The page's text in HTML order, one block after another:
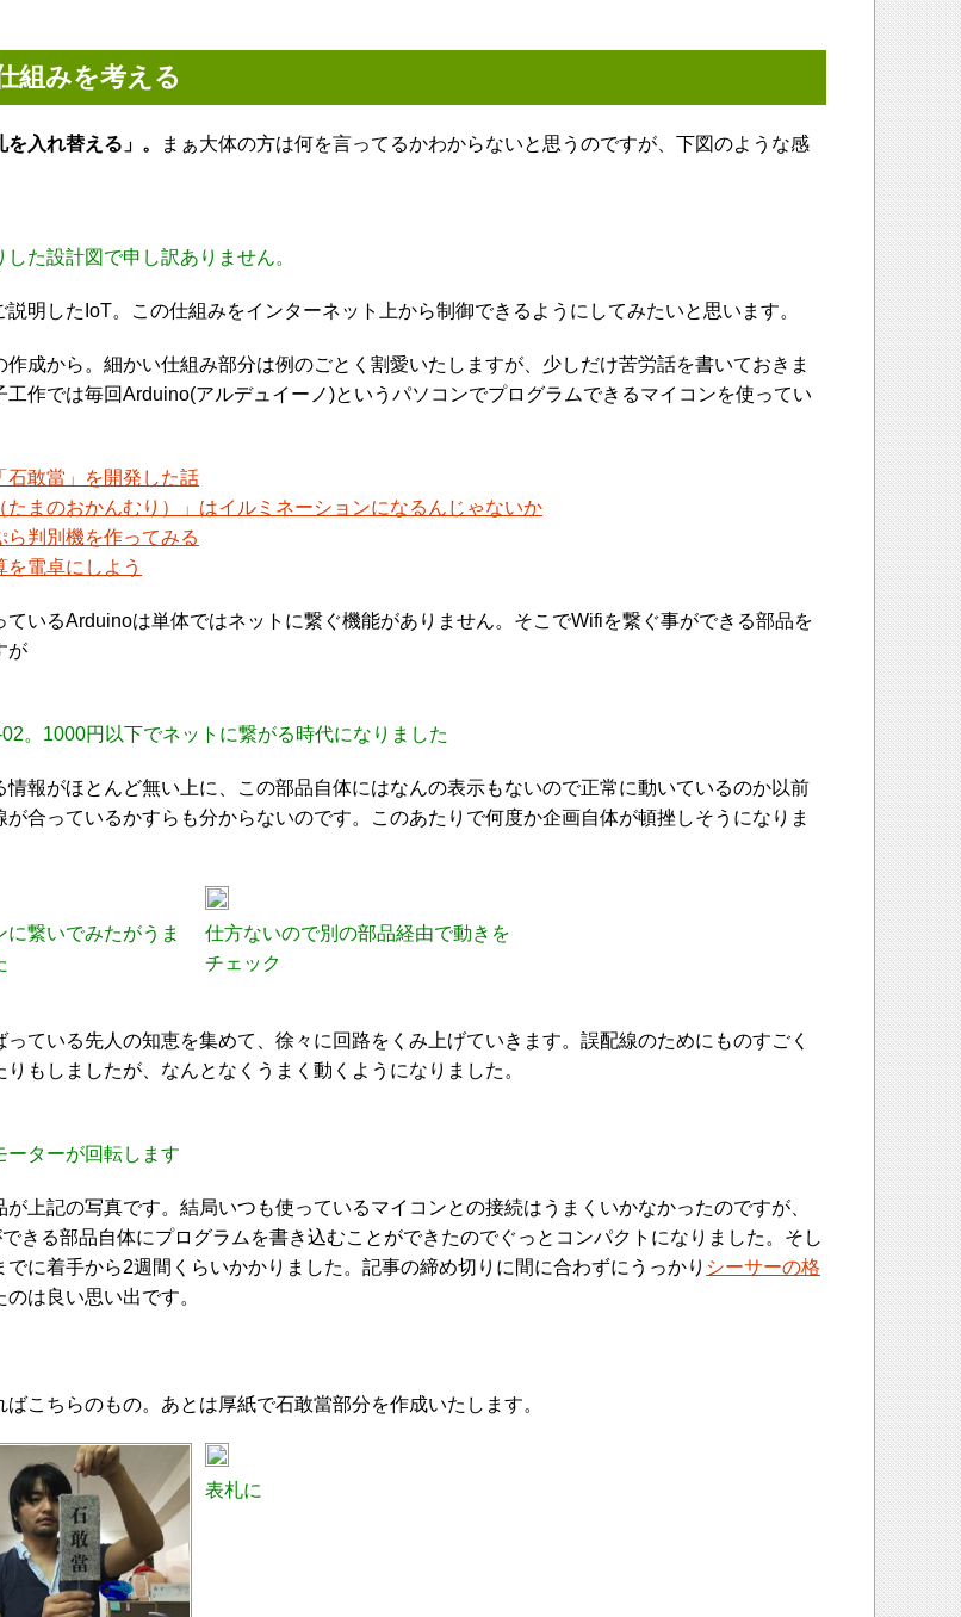
組みを考える
を入れ替える」。
まぁ大体の方は何を言ってるかわからないと思うのですが、下図のような感
た設計図で申し訳ありません。
説明したIoT。この仕組みをインターネット上から制御できるようにしてみたいと思います。
作成から。細かい仕組み部分は例のごとく割愛いたしますが、少しだけ苦労話を書いておきま
工作では毎回Arduino(アルデュイーノ)というパソコンでプログラムできるマイコンを使ってい
石敢當」を開発した話
たまのおかんむり）」はイルミネーションになるんじゃないか
ら判別機を作ってみる
を電卓にしよう
ているArduinoは単体ではネットに繋ぐ機能がありません。そこでWifiを繋ぐ事ができる部品を
が
。1000円以下でネットに繋がる時代になりました
情報がほとんど無い上に、この部品自体にはなんの表示もないので正常に動いているのか以前
が合っているかすらも分からないのです。このあたりで何度か企画自体が頓挫しそうになりま
に繋いでみたがうま
仕方ないので別の部品経由で動きを
チェック
っている先人の知恵を集めて、徐々に回路をくみ上げていきます。誤配線のためにものすごく
りもしましたが、なんとなくうまく動くようになりました。
ーターが回転します
が上記の写真です。結局いつも使っているマイコンとの接続はうまくいかなかったのですが、
きる部品自体にプログラムを書き込むことができたのでぐっとコンパクトになりました。そし
でに着手から2週間くらいかかりました。記事の締め切りに間に合わずにうっかり シーサーの格
のは良い思い出です。
ばこちらのもの。あとは厚紙で石敢當部分を作成いたします。
表札に